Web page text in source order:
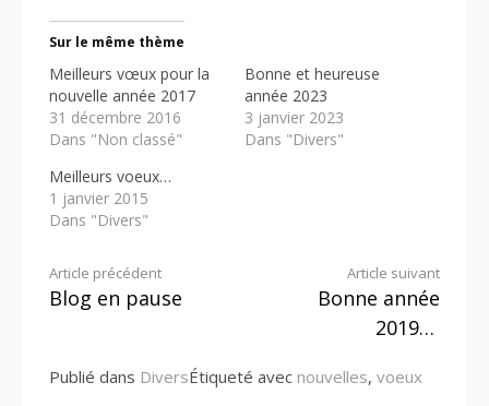
Sur le même thème
Meilleurs vœux pour la
nouvelle année 2017
31 décembre 2016
Dans "Non classé"
Bonne et heureuse
année 2023
3 janvier 2023
Dans "Divers"
Meilleurs voeux…
1 janvier 2015
Dans "Divers"
Lire
Article précédent
Blog en pause
Article suivant
Bonne année
2019…
Publié dans DiversÉtiqueté avec nouvelles, voeux